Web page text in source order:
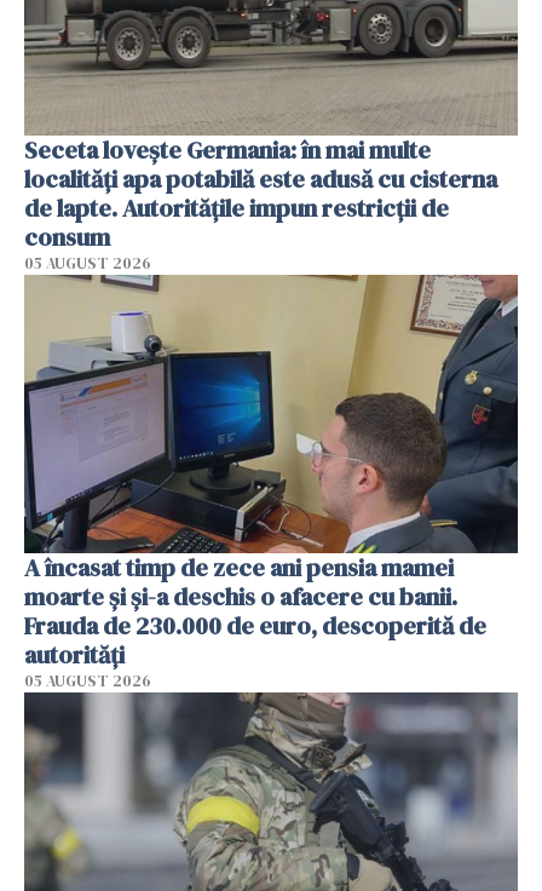
Seceta lovește Germania: în mai multe
localități apa potabilă este adusă cu cisterna
de lapte. Autoritățile impun restricții de
consum
05 AUGUST 2026
A încasat timp de zece ani pensia mamei
moarte și și-a deschis o afacere cu banii.
Frauda de 230.000 de euro, descoperită de
autorități
05 AUGUST 2026